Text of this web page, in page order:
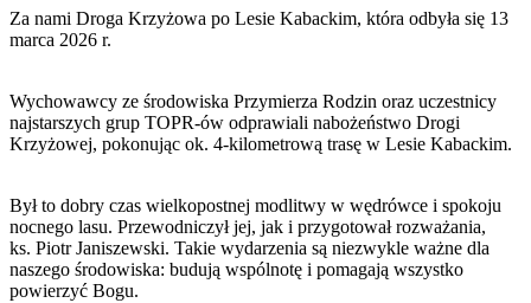
Za nami Droga Krzyżowa po Lesie Kabackim, która odbyła się 13
marca 2026 r.
Wychowawcy ze środowiska Przymierza Rodzin oraz uczestnicy
najstarszych grup TOPR-ów odprawiali nabożeństwo Drogi
Krzyżowej, pokonując ok. 4-kilometrową trasę w Lesie Kabackim.
Był to dobry czas wielkopostnej modlitwy w wędrówce i spokoju
nocnego lasu. Przewodniczył jej, jak i przygotował rozważania,
ks. Piotr Janiszewski. Takie wydarzenia są niezwykle ważne dla
naszego środowiska: budują wspólnotę i pomagają wszystko
powierzyć Bogu.